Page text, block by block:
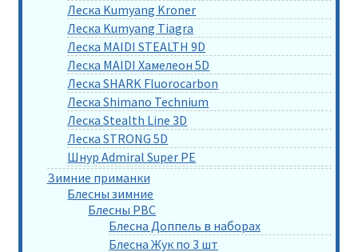
Леска Kumyang Kroner
Леска Kumyang Tiagra
Леска MAIDI STEALTH 9D
Леска MAIDI Хамелеон 5D
Леска SHARK Fluorocarbon
Леска Shimano Technium
Леска Stealth Line 3D
Леска STRONG 5D
Шнур Admiral Super PE
Зимние приманки
Блесны зимние
Блесны РВС
Блесна Доппель в наборах
Блесна Жук по 3 шт